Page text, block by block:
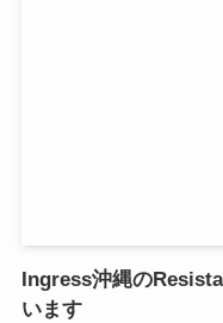
Ingress沖縄の
います